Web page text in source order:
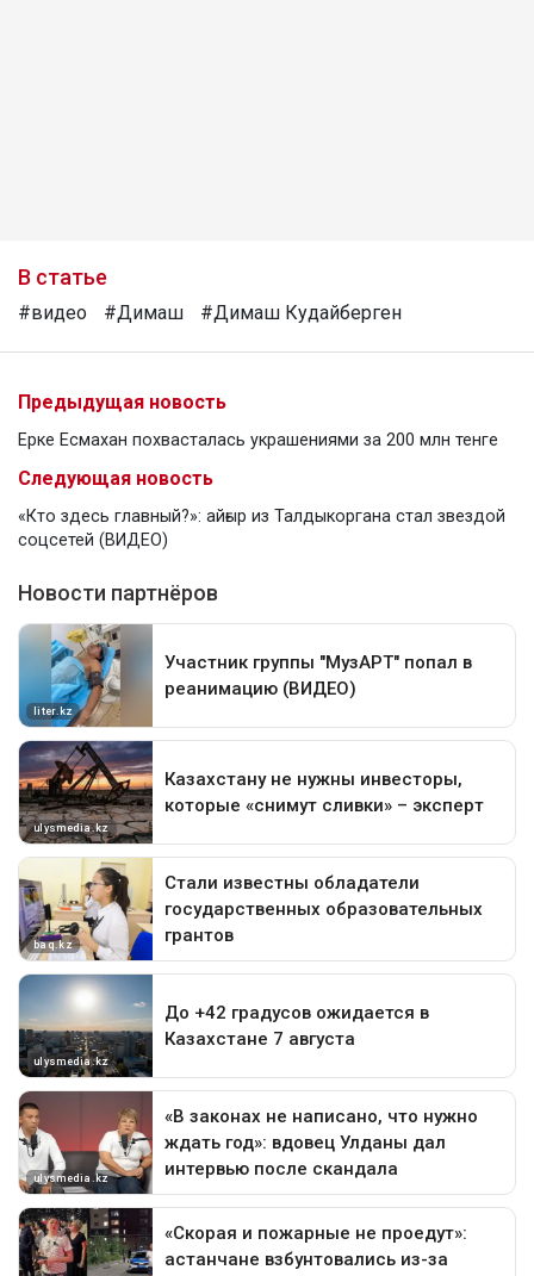
В статье
#видео #Димаш #Димаш Кудайберген
Предыдущая новость
Ерке Есмахан похвасталась украшениями за 200 млн тенге
Следующая новость
«Кто здесь главный?»: айғыр из Талдыкоргана стал звездой
соцсетей (ВИДЕО)